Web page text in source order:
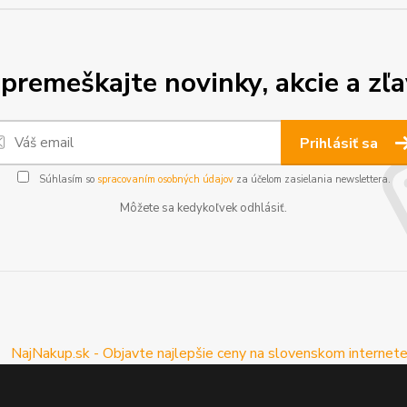
novinky, akcie a
Prihlásiť sa
Súhlasím so spracovaním osobných údajovza účelom zasielania newslettera.
Môžete sa kedykoľvek odhlásiť.